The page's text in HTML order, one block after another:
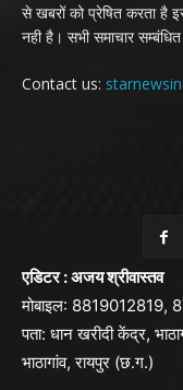
से खबरों को प्रेषित करता है
नही है। सभी समाचार सम्बंधित
Contact us:
एडिटर : अजय श्रीवास्तव
मोबाइल: 8819012819,
पता: धान खरीदी केंद्र,
भाठागांव, रायपुर (छ.ग.)